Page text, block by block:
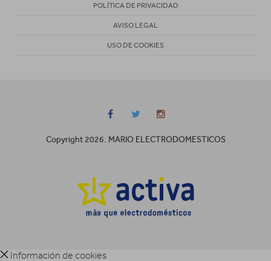
POLÍTICA DE PRIVACIDAD
AVISO LEGAL
USO DE COOKIES
Copyright 2026. MARIO ELECTRODOMESTICOS
Información de cookies